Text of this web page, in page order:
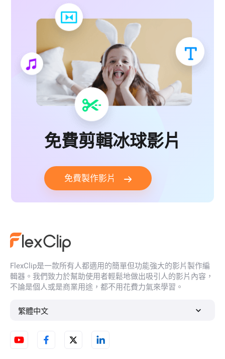
免費剪輯冰球影片
免費製作影片
FlexClip是一款所有人都適用的簡單但功能強大的影片製作編
輯器。我們致力於幫助使用者輕鬆地做出吸引人的影片內容，
不論是個人或是商業用途，都不用花費力氣來學習。
繁體中文